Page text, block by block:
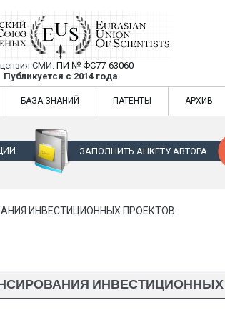
Союз Ученых —
СМИ:ПИ № ФС77-63060
Публикуется с 2014 года
— публикация научных статей в
БАЗА ЗНАНИЙ ПАТЕНТЫ АРХИВ
ЗАПОЛНИТЬ АНКЕТУ АВТОРА
ИНВЕСТИЦИОННЫХ ПРОЕКТОВ